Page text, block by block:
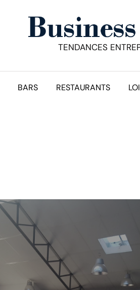
TENDANCES
BARS RESTAURANTS